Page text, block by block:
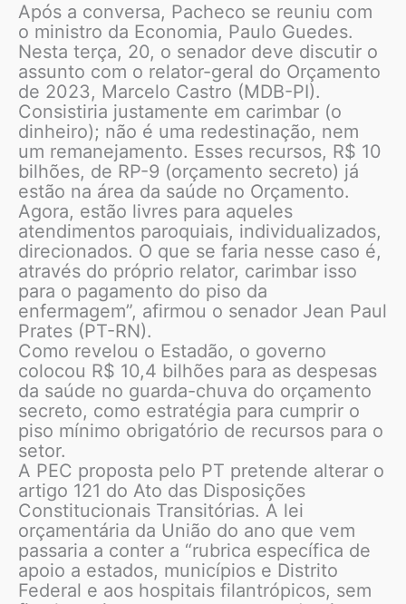
Após a conversa, Pacheco se reuniu com
o ministro da Economia, Paulo Guedes.
Nesta terça, 20, o senador deve discutir o
assunto com o relator-geral do Orçamento
de 2023, Marcelo Castro (MDB-PI).
Consistiria justamente em carimbar (o
dinheiro); não é uma redestinação, nem
um remanejamento. Esses recursos, R$ 10
bilhões, de RP-9 (orçamento secreto) já
estão na área da saúde no Orçamento.
Agora, estão livres para aqueles
atendimentos paroquiais, individualizados,
direcionados. O que se faria nesse caso é,
através do próprio relator, carimbar isso
para o pagamento do piso da
enfermagem”, afirmou o senador Jean Paul
Prates (PT-RN).
Como revelou o Estadão, o governo
colocou R$ 10,4 bilhões para as despesas
da saúde no guarda-chuva do orçamento
secreto, como estratégia para cumprir o
piso mínimo obrigatório de recursos para o
setor.
A PEC proposta pelo PT pretende alterar o
artigo 121 do Ato das Disposições
Constitucionais Transitórias. A lei
orçamentária da União do ano que vem
passaria a conter a “rubrica específica de
apoio a estados, municípios e Distrito
Federal e aos hospitais filantrópicos, sem